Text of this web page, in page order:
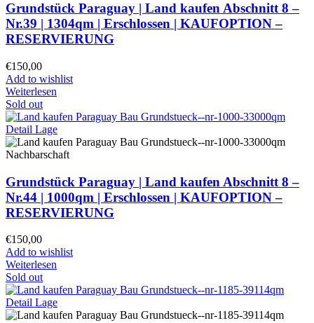
Grundstück Paraguay | Land kaufen Abschnitt 8 –
Nr.39 | 1304qm | Erschlossen | KAUFOPTION –
RESERVIERUNG
€150,00
Add to wishlist
Weiterlesen
Sold out
Grundstück Paraguay | Land kaufen Abschnitt 8 –
Nr.44 | 1000qm | Erschlossen | KAUFOPTION –
RESERVIERUNG
€150,00
Add to wishlist
Weiterlesen
Sold out